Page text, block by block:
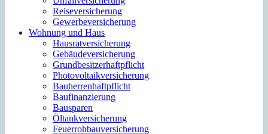
Reiseversicherung
Gewerbeversicherung
Wohnung und Haus
Hausratversicherung
Gebäudeversicherung
Grundbesitzerhaftpflicht
Photovoltaikversicherung
Bauherrenhaftpflicht
Baufinanzierung
Bausparen
Öltankversicherung
Feuerrohbauversicherung